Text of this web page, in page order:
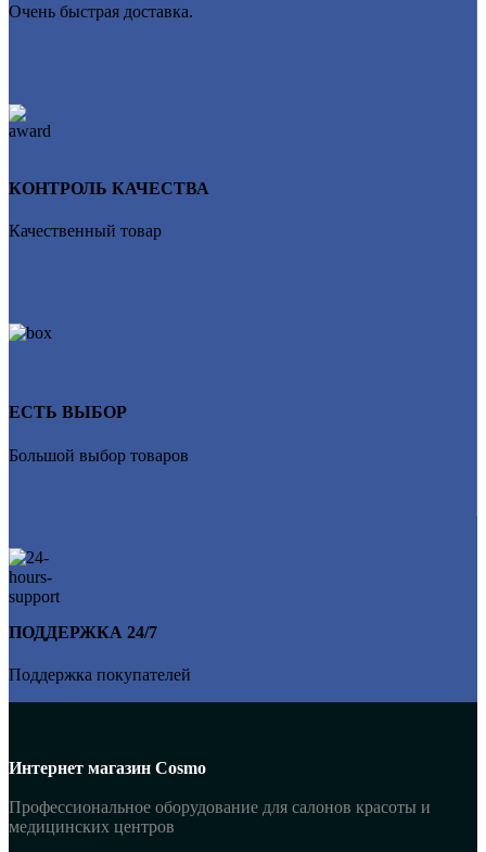
Очень быстрая доставка.
КОНТРОЛЬ КАЧЕСТВА
Качественный товар
ЕСТЬ ВЫБОР
Большой выбор товаров
ПОДДЕРЖКА 24/7
Поддержка покупателей
Интернет магазин Cosmo
Профессиональное оборудование для салонов красоты и
медицинских центров